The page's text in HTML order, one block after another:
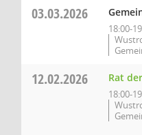
03.03.2026
18:00-
12.02.2026 Rat
18:00-